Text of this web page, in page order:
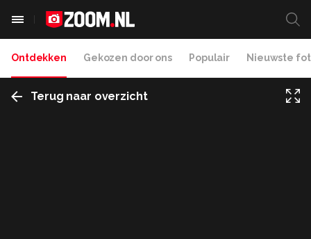
Ontdekken Gekozen door ons Populair Nieuwste
Terug naar overzicht